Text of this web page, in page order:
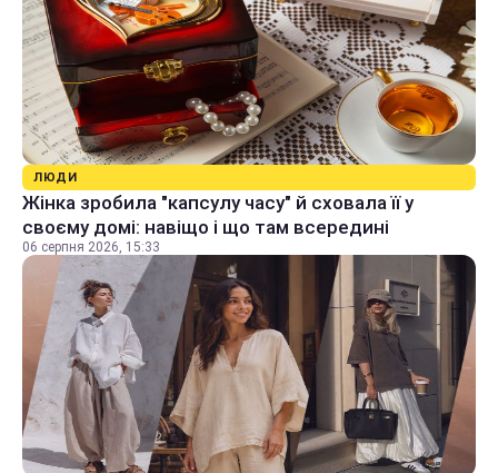
ЛЮДИ
Жінка зробила "капсулу часу" й сховала її у
своєму домі: навіщо і що там всередині
06 серпня 2026, 15:33